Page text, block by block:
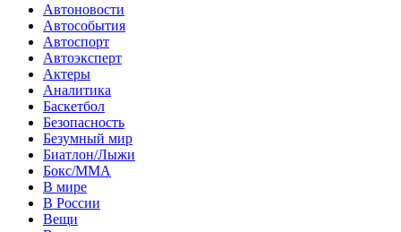
Автоновости
Автособытия
Автоспорт
Автоэксперт
Актеры
Аналитика
Баскетбол
Безопасность
Безумный мир
Биатлон/Лыжи
Бокс/MMA
В мире
В России
Вещи